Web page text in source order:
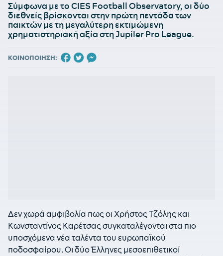
Σύμφωνα με το CIES Football Observatory, οι δύο
διεθνείς βρίσκονται στην πρώτη πεντάδα των
παικτών με τη μεγαλύτερη εκτιμώμενη
χρηματιστηριακή αξία στη Jupiler Pro League.
ΚΟΙΝΟΠΟΙΗΣΗ:
Δεν χωρά αμφιβολία πως οι Χρήστος Τζόλης και
Κωνσταντίνος Καρέτσας συγκαταλέγονται στα πιο
υποσχόμενα νέα ταλέντα του ευρωπαϊκού
ποδοσφαίρου. Οι δύο Έλληνες μεσοεπιθετικοί